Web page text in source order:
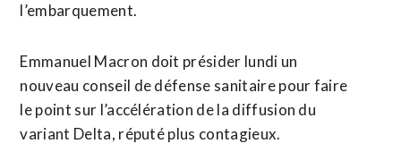
l’embarquement.
Emmanuel Macron doit présider lundi un
nouveau conseil de défense sanitaire pour faire
le point sur l’accélération de la diffusion du
variant Delta, réputé plus contagieux.